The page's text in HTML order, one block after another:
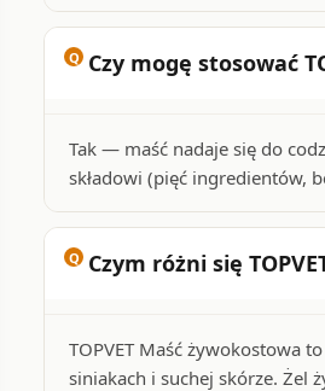
Czy mogę stosować
Tak — maść nadaje się do
składowi (pięć ingredientów,
Czym różni się
TOPVET Maść żywokostowa
siniakach i suchej skórze. Żel